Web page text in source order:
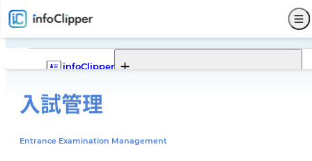
入試管理
Entrance Examination Management
infoClipper
infoClipperの機能一覧
導入ステップと価格
Webポータル
Webポータルの機能一覧
Webポータルでできること
機能一覧